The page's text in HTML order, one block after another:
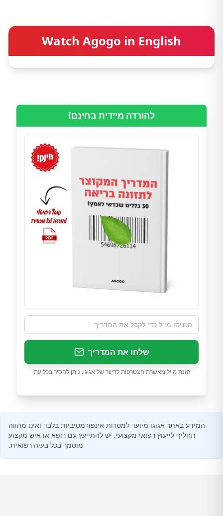
Watch Agogo in English
להורדה מיידית בחינם!
שלחו את המדריך
הזנת מייל מאשרת הצטרפות לדיוור של אגוגו. ניתן להסיר בכל עת.
המידע באתר אגוגו מיועד למטרות אינפורמטיביות בלבד ואינו מהווה
תחליף לייעוץ רפואי מקצועי. יש להתייעץ עם רופא או איש מקצוע
מוסמך בכל בעיה רפואית.